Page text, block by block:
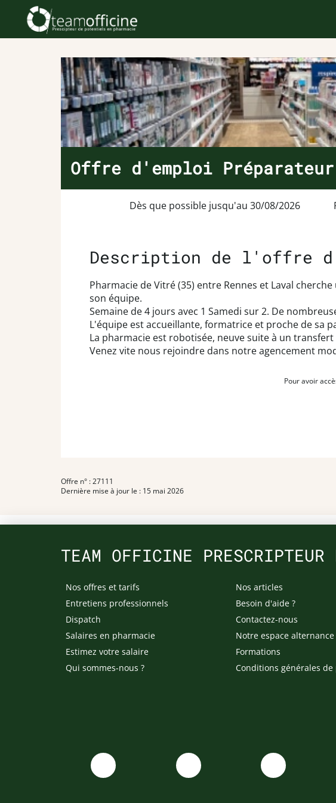
Offre d'emploi Préparateur
Dès que possible jusqu'au 30/08/2026
Description de l'offre
Pharmacie de Vitré (35) entre Rennes et Laval
son équipe.
Semaine de 4 jours avec 1 Samedi sur 2. De
L'équipe est accueillante, formatrice et proche de sa
La pharmacie est robotisée, neuve suite à un
Venez vite nous rejoindre dans notre agencement
Pour avoir
Offre n° : 27111
Dernière mise à jour le : 15 mai 2026
TEAM OFFICINE
Nos offres et tarifs
Entretiens professionnels
Dispatch
Salaires en pharmacie
Estimez votre salaire
Qui sommes-nous ?
Nos articles
Besoin d'aide ?
Contactez-nous
Notre espace alternance
Formations
Conditions générales